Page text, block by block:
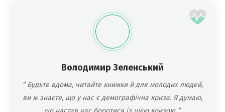
Володимир Зеленський
“Будьте вдома, читайте книжки й для молодих людей,
ви ж знаєте, що у нас є демографічна криза. Я думаю,